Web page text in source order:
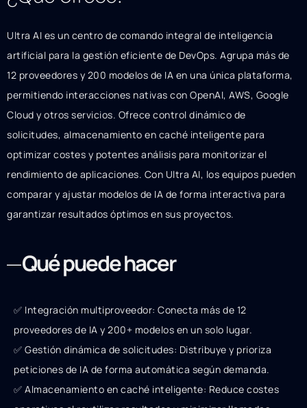
Ultra AI es un centro de comando integral de inteligencia
artificial para la gestión eficiente de DevOps. Agrupa más de
12 proveedores y 200 modelos de IA en una única plataforma,
permitiendo interacciones nativas con OpenAI, AWS, Google
Cloud y otros servicios. Ofrece control dinámico de
solicitudes, almacenamiento en caché inteligente para
optimizar costes y potentes análisis para monitorizar el
rendimiento de aplicaciones. Con Ultra AI, los equipos pueden
comparar y ajustar modelos de IA de forma interactiva para
garantizar resultados óptimos en sus proyectos.
Qué puede hacer
✅ Integración multiproveedor: Conecta más de 12
proveedores de IA y 200+ modelos en un solo lugar.
✅ Gestión dinámica de solicitudes: Distribuye y prioriza
peticiones de IA de forma automática según demanda.
✅ Almacenamiento en caché inteligente: Reduce costes